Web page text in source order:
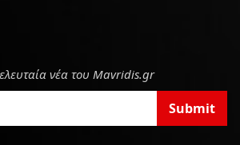
νέα του Mavridis.gr
Submit